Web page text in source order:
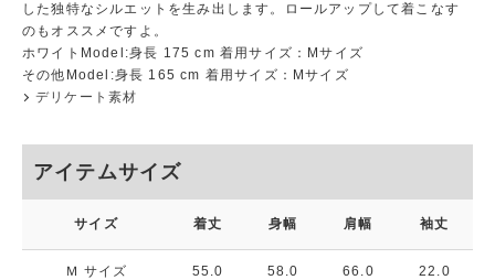
した独特なシルエットを生み出します。ロールアップして着こなす
のもオススメですよ。
ホワイトModel:身長 175 cm 着用サイズ：Mサイズ
その他Model:身長 165 cm 着用サイズ：Mサイズ
デリケート素材
アイテムサイズ
サイズ 着丈 身幅 肩幅 袖丈
Ｍ サイズ 55.0 58.0 66.0 22.0